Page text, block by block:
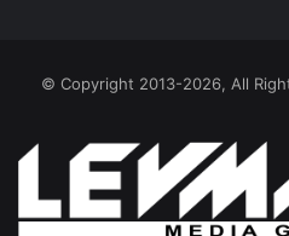
© Copyright 2013-2026, All